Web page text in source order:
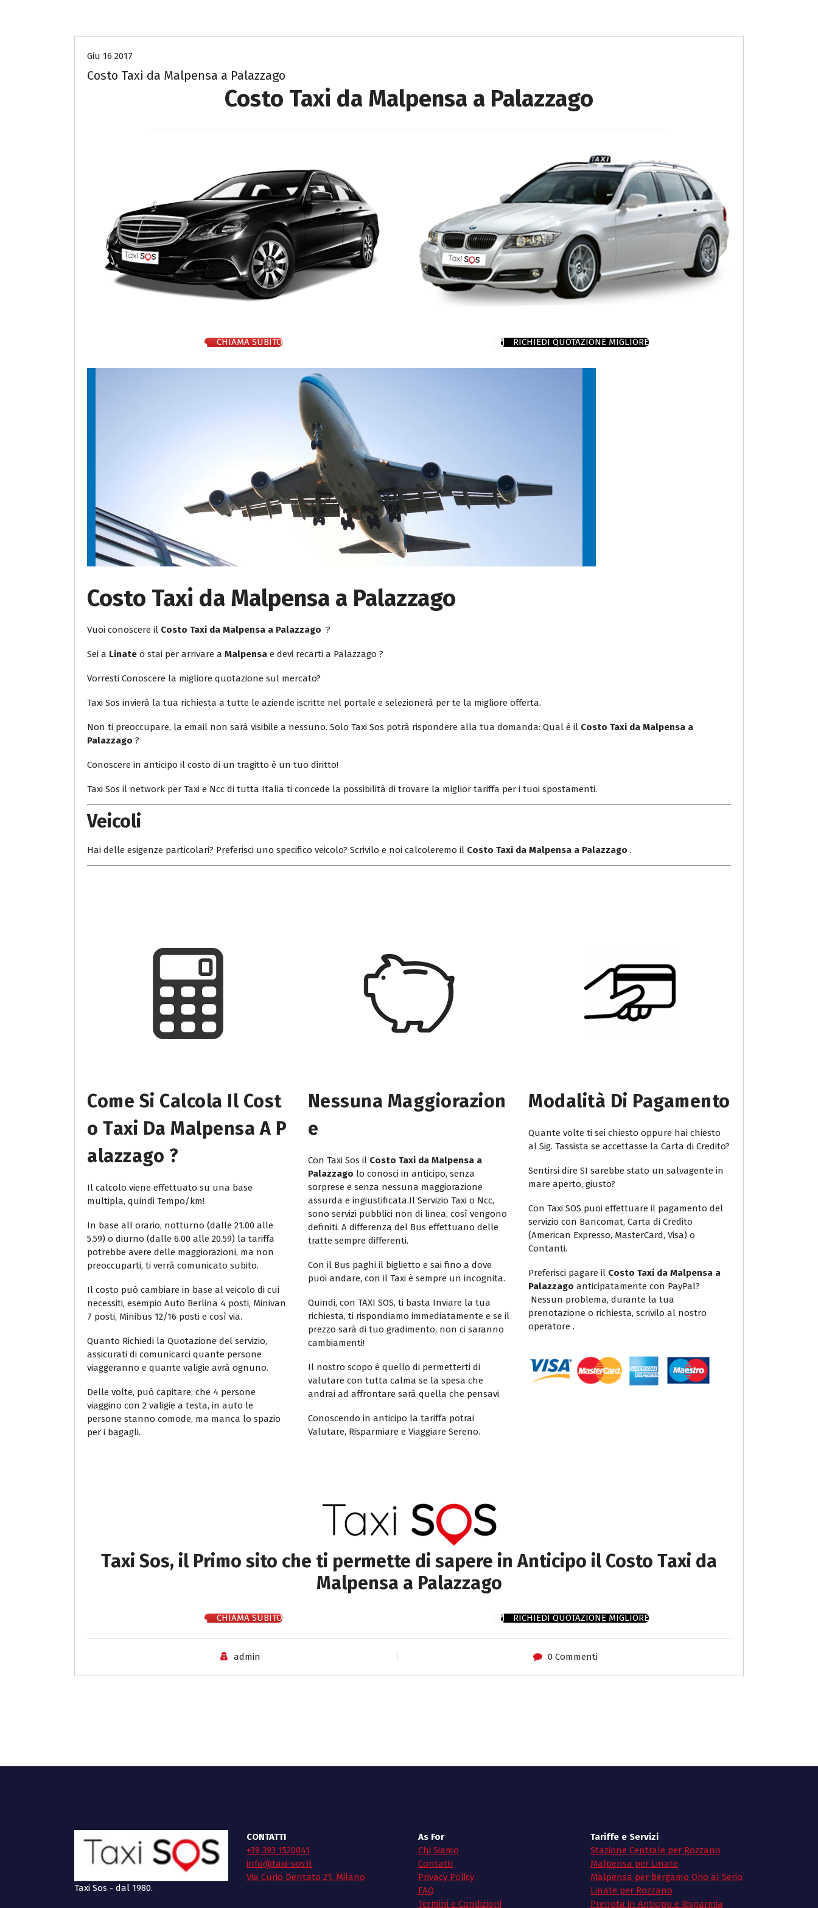
Giu 16 2017
Costo Taxi da Malpensa a Palazzago
Costo Taxi da Malpensa a Palazzago
CHIAMA SUBITO RICHIEDI QUOTAZIONE MIGLIORE
Costo Taxi da Malpensa a Palazzago
Vuoi conoscere il Costo Taxi da Malpensa a Palazzago ?
Sei a Linate o stai per arrivare a Malpensa e devi recarti a Palazzago ?
Vorresti Conoscere la migliore quotazione sul mercato?
Taxi Sos invierà la tua richiesta a tutte le aziende iscritte nel portale e selezionerà per te la migliore offerta.
Non ti preoccupare, la email non sarà visibile a nessuno. Solo Taxi Sos potrà rispondere alla tua domanda: Qual è il Costo Taxi da Malpensa a
Palazzago ?
Conoscere in anticipo il costo di un tragitto è un tuo diritto!
Taxi Sos il network per Taxi e Ncc di tutta Italia ti concede la possibilità di trovare la miglior tariffa per i tuoi spostamenti.
Veicoli
Hai delle esigenze particolari? Preferisci uno specifico veicolo? Scrivilo e noi calcoleremo il Costo Taxi da Malpensa a Palazzago .
Come Si Calcola Il Cost
O Taxi Da Malpensa A P
Alazzago ?
Il calcolo viene effettuato su una base
multipla, quindi Tempo/km!
In base all orario, notturno (dalle 21.00 alle
5.59) o diurno (dalle 6.00 alle 20.59) la tariffa
potrebbe avere delle maggiorazioni, ma non
preoccuparti, ti verrà comunicato subito.
Il costo può cambiare in base al veicolo di cui
necessiti, esempio Auto Berlina 4 posti, Minivan
7 posti, Minibus 12/16 posti e così via.
Quanto Richiedi la Quotazione del servizio,
assicurati di comunicarci quante persone
viaggeranno e quante valigie avrà ognuno.
Delle volte, può capitare, che 4 persone
viaggino con 2 valigie a testa, in auto le
persone stanno comode, ma manca lo spazio
per i bagagli.
Nessuna Maggiorazion
E
Con Taxi Sos il Costo Taxi da Malpensa a
Palazzago lo conosci in anticipo, senza
sorprese e senza nessuna maggiorazione
assurda e ingiustificata.Il Servizio Taxi o Ncc,
sono servizi pubblici non di linea, così vengono
definiti. A differenza del Bus effettuano delle
tratte sempre differenti.
Con il Bus paghi il biglietto e sai fino a dove
puoi andare, con il Taxi è sempre un incognita.
Quindi, con TAXI SOS, ti basta Inviare la tua
richiesta, ti rispondiamo immediatamente e se il
prezzo sarà di tuo gradimento, non ci saranno
cambiamenti!
Il nostro scopo è quello di permetterti di
valutare con tutta calma se la spesa che
andrai ad affrontare sarà quella che pensavi.
Conoscendo in anticipo la tariffa potrai
Valutare, Risparmiare e Viaggiare Sereno.
Modalità Di Pagamento
Quante volte ti sei chiesto oppure hai chiesto
al Sig. Tassista se accettasse la Carta di Credito?
Sentirsi dire SI sarebbe stato un salvagente in
mare aperto, giusto?
Con Taxi SOS puoi effettuare il pagamento del
servizio con Bancomat, Carta di Credito
(American Expresso, MasterCard, Visa) o
Contanti.
Preferisci pagare il Costo Taxi da Malpensa a
Palazzago anticipatamente con PayPal?
Nessun problema, durante la tua
prenotazione o richiesta, scrivilo al nostro
operatore .
Taxi Sos, il Primo sito che ti permette di sapere in Anticipo il Costo Taxi da
Malpensa a Palazzago
CHIAMA SUBITO RICHIEDI QUOTAZIONE MIGLIORE
admin 0 Commenti
Taxi Sos - dal 1980.
CONTATTI
+39 393 1520041
info@taxi-sos.it
Via Curio Dentato 21, Milano
As For
Chi Siamo
Contatti
Privacy Policy
FAQ
Termini e Condizioni
Tariffe e Servizi
Stazione Centrale per Rozzano
Malpensa per Linate
Malpensa per Bergamo Orio al Serio
Linate per Rozzano
Prenota in Anticipo e Risparmia